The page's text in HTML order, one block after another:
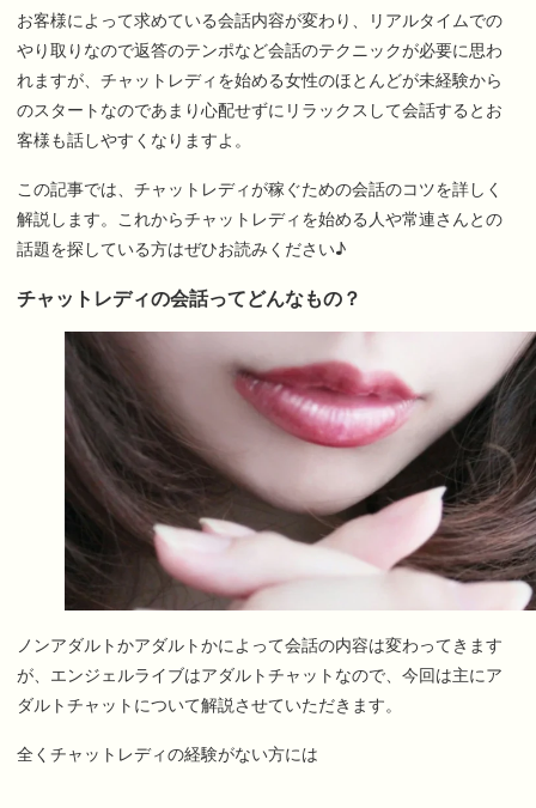
お客様によって求めている会話内容が変わり、リアルタイムでの
やり取りなので返答のテンポなど会話のテクニックが必要に思わ
れますが、チャットレディを始める女性のほとんどが未経験から
のスタートなのであまり心配せずにリラックスして会話するとお
客様も話しやすくなりますよ。
この記事では、チャットレディが稼ぐための会話のコツを詳しく
解説します。これからチャットレディを始める人や常連さんとの
話題を探している方はぜひお読みください♪
チャットレディの会話ってどんなもの？
ノンアダルトかアダルトかによって会話の内容は変わってきます
が、エンジェルライブはアダルトチャットなので、今回は主にア
ダルトチャットについて解説させていただきます。
全くチャットレディの経験がない方には